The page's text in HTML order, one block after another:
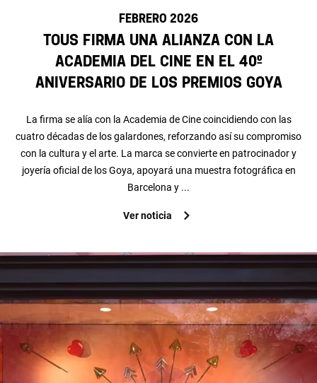
febrero 2026
TOUS firma una alianza con la
Academia del Cine en el 40º
aniversario de los Premios Goya
La firma se alía con la Academia de Cine coincidiendo con las
cuatro décadas de los galardones, reforzando así su compromiso
con la cultura y el arte. La marca se convierte en patrocinador y
joyería oficial de los Goya, apoyará una muestra fotográfica en
Barcelona y ...
Ver noticia